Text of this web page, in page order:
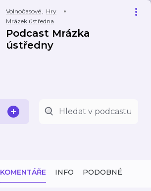
Volnočasové, Hry
Mrázek ústředna
Podcast Mrázka
ústředny
KOMENTÁŘE INFO PODOBNÉ